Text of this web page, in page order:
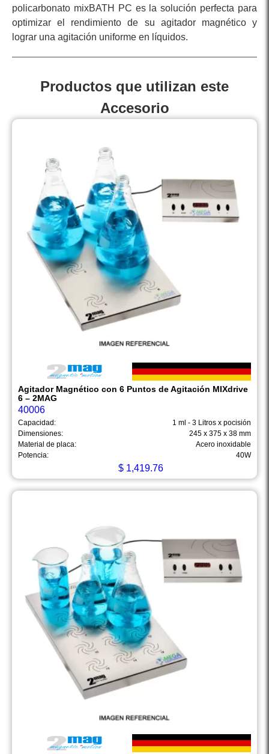
policarbonato mixBATH PC es la solución perfecta para
optimizar el rendimiento de su agitador magnético y
lograr una agitación uniforme en líquidos.
Productos que utilizan este
Accesorio
Agitador Magnético con 6 Puntos de Agitación MIXdrive
6 – 2MAG
40006
Capacidad:
1 ml - 3 Litros x pocisión
Dimensiones:
245 x 375 x 38 mm
Material de placa:
Acero inoxidable
Potencia:
40W
$1,419.76